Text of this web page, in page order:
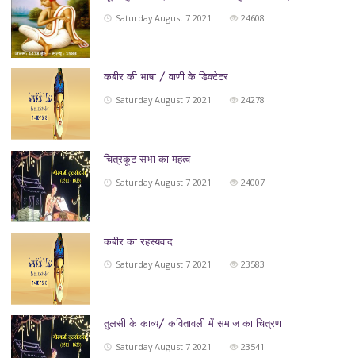
Saturday August 7 2021
24608
कबीर की भाषा / वाणी के डिक्टेटर
Saturday August 7 2021
24278
चित्रकूट सभा का महत्व
Saturday August 7 2021
24007
कबीर का रहस्यवाद
Saturday August 7 2021
23583
तुलसी के काव्य/ कवितावली में समाज का चित्रण
Saturday August 7 2021
23541